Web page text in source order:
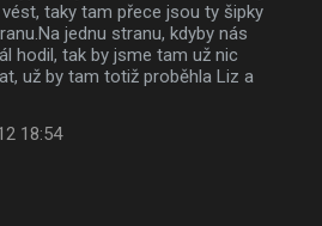
taky tam přece jsou ty šipky
jednu stranu, kdyby nás
hodil, tak by jsme tam už nic
už by tam totiž proběhla Liz a
18:54